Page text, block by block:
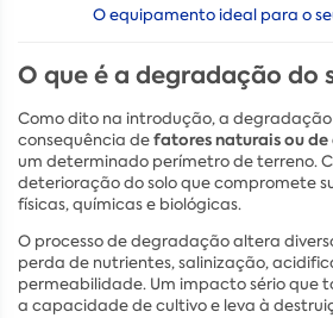
O equipamento ideal para o
O que é a degradação do
Como dito na introdução, a degradação
consequência defatores naturais ou
um determinado perímetro de terreno.
deterioração do solo que compromete
físicas, químicas e biológicas.
O processo de degradação altera
perda de nutrientes, salinização,
permeabilidade. Um impacto sério que
a capacidade de cultivo e leva à